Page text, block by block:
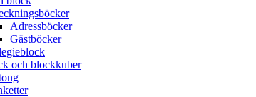
Adressböcker
Gästböcker
och blockkuber